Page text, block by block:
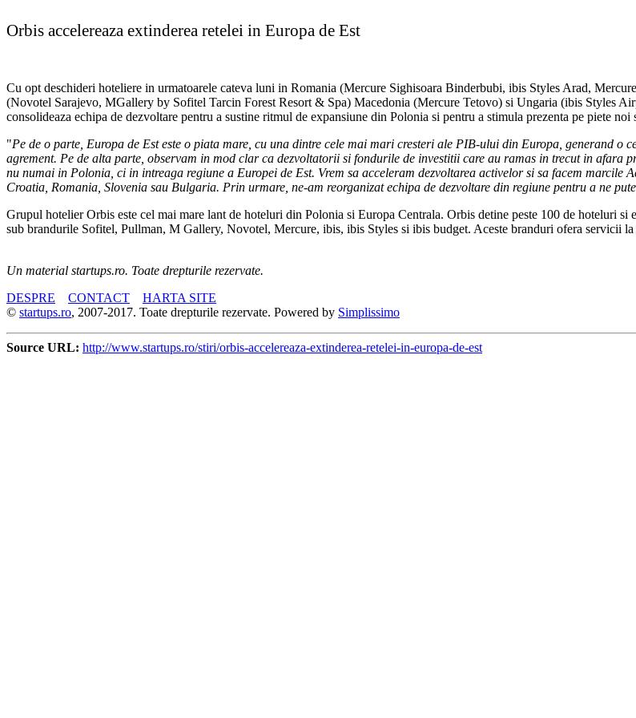
Orbis accelereaza extinderea retelei in Europa de Est
Cu opt deschideri hoteliere in urmatoarele cateva luni in Romania (Mercure Sighisoara Binderbubi, ibis Styles Arad,
(Novotel Sarajevo, MGallery by Sofitel Tarcin Forest Resort & Spa) Macedonia (Mercure Tetovo) si Ungaria (ibis Styles
consolideaza echipa de dezvoltare pentru a sustine ritmul de expansiune din Polonia si pentru a stimula prezenta pe piete
"Pe de o parte, Europa de Est este o piata mare, cu una dintre cele mai mari cresteri ale PIB-ului din Europa, generand o
agrement. Pe de alta parte, observam in mod clar ca dezvoltatorii si fondurile de investitii care au ramas in trecut in afara
nu numai in Polonia, ci in intreaga regiune a Europei de Est. Vrem sa acceleram dezvoltarea activelor si sa facem marcile
Croatia, Romania, Slovenia sau Bulgaria. Prin urmare, ne-am reorganizat echipa de dezvoltare din regiune pentru a ne
Grupul hotelier Orbis este cel mai mare lant de hoteluri din Polonia si Europa Centrala. Orbis detine peste 100 de hoteluri
sub brandurile Sofitel, Pullman, M Gallery, Novotel, Mercure, ibis, ibis Styles si ibis budget. Aceste branduri ofera servicii
Un material startups.ro. Toate drepturile rezervate.
DESPRE
CONTACT
HARTA SITE
© startups.ro, 2007-2017. Toate drepturile rezervate. Powered by Simplissimo
Source URL: http://www.startups.ro/stiri/orbis-accelereaza-extinderea-retelei-in-europa-de-est